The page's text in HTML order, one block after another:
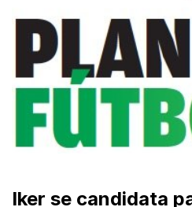
Iker se candidata